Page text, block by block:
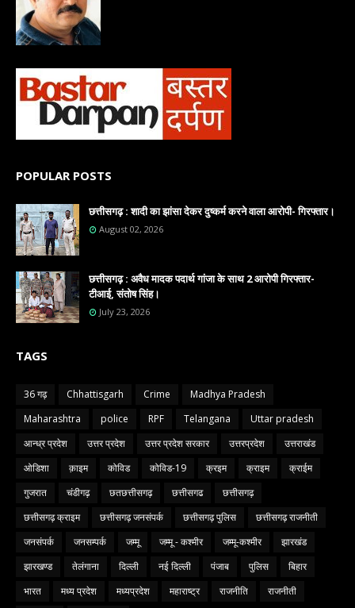
POPULAR POSTS
छत्तीसगढ़ : शादी का झांसा देकर दुष्कर्म करने वाला आरोपी- गिरफ्तार।
August 02, 2026
छत्तीसगढ़ : अवैध मादक पदार्थ गांजा के साथ 2 आरोपी गिरफ्तार-
टीआई, संतोष सिंह।
July 23, 2026
TAGS
36 गढ़ Chhattisgarh Crime
Madhya Pradesh
Maharashtra
police RPF Telangana
Uttar pradesh
आन्ध्र प्रदेश
उत्तर प्रदेश उत्तर प्रदेश सरकार उत्तरप्रदेश
उत्तराखंड
ओडिशा
क़ाइम कोविड कोविड-19 क्रइम क्राइम
क्राईम
गुजरात
चंडीगढ़ छतछत्तीसगढ़ छत्तीसगढ
छत्तीसगढ़
छत्तीसगढ़ क्राइम
छत्तीसगढ़ जनसंपर्क छत्तीसगढ़ पुलिस
छत्तीसगढ़ राजनीती
जनसंपर्क
जनसम्पर्क जम्मू जम्मू - कश्मीर जम्मू-कश्मीर
झारखंड
झारखण्ड
तेलंगाना दिल्ली नई दिल्ली पंजाब पुलिस
बिहार
भारत
मध्य प्रदेश मध्यप्रदेश महाराष्ट्र राजनीति राजनीती